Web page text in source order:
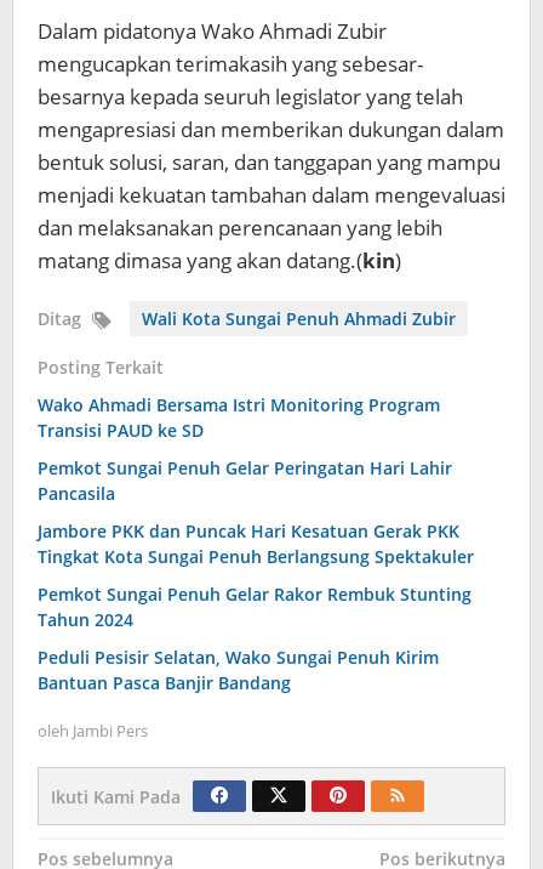
Dalam pidatonya Wako Ahmadi Zubir
mengucapkan terimakasih yang sebesar-
besarnya kepada seuruh legislator yang telah
mengapresiasi dan memberikan dukungan dalam
bentuk solusi, saran, dan tanggapan yang mampu
menjadi kekuatan tambahan dalam mengevaluasi
dan melaksanakan perencanaan yang lebih
matang dimasa yang akan datang.(kin)
Ditag Wali Kota Sungai Penuh Ahmadi Zubir
Posting Terkait
Wako Ahmadi Bersama Istri Monitoring Program
Transisi PAUD ke SD
Pemkot Sungai Penuh Gelar Peringatan Hari Lahir
Pancasila
Jambore PKK dan Puncak Hari Kesatuan Gerak PKK
Tingkat Kota Sungai Penuh Berlangsung Spektakuler
Pemkot Sungai Penuh Gelar Rakor Rembuk Stunting
Tahun 2024
Peduli Pesisir Selatan, Wako Sungai Penuh Kirim
Bantuan Pasca Banjir Bandang
oleh Jambi Pers
Ikuti Kami Pada
Pos sebelumnya Pos berikutnya